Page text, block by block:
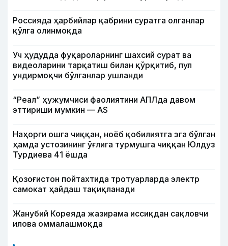
Россияда ҳарбийлар қабрини суратга олганлар
қўлга олинмоқда
Уч ҳудудда фуқароларнинг шахсий сурат ва
видеоларини тарқатиш билан қўрқитиб, пул
ундирмоқчи бўлганлар ушланди
“Реал” ҳужумчиси фаолиятини АПЛда давом
эттириши мумкин — АS
Наҳорги ошга чиққан, ноёб қобилиятга эга бўлган
ҳамда устозининг ўғлига турмушга чиққан Юлдуз
Турдиева 41 ёшда
Қозоғистон пойтахтида тротуарларда электр
самокат ҳайдаш тақиқланади
Жанубий Кореяда жазирама иссиқдан сақловчи
илова оммалашмоқда